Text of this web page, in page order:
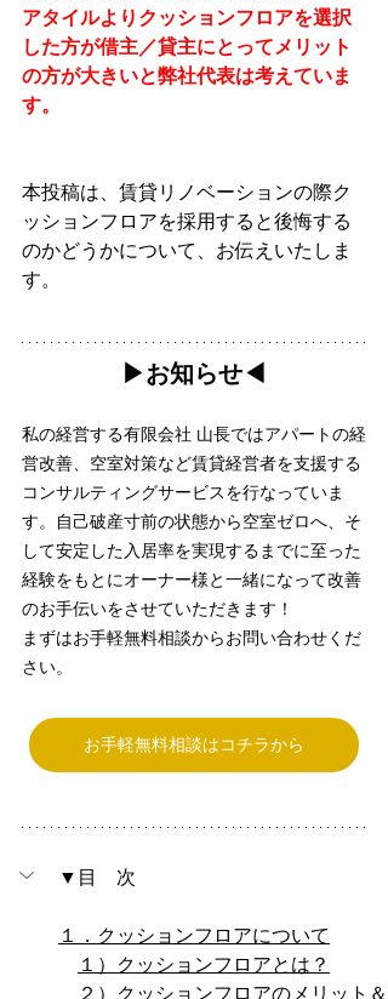
アタイルよりクッションフロアを選択
した方が借主／貸主にとってメリット
の方が大きいと弊社代表は考えていま
す。
本投稿は、賃貸リノベーションの際ク
ッションフロアを採用すると後悔する
のかどうかについて、お伝えいたしま
す。
▶︎お知らせ◀︎
私の経営する有限会社 山長ではアパートの経
営改善、空室対策など賃貸経営者を支援する
コンサルティングサービスを行なっていま
す。自己破産寸前の状態から空室ゼロへ、そ
して安定した入居率を実現するまでに至った
経験をもとにオーナー様と一緒になって改善
のお手伝いをさせていただきます！
まずはお手軽無料相談からお問い合わせくだ
さい。
お手軽無料相談はコチラから
▼目　次
１．クッションフロアについて
１）クッションフロアとは？
２）クッションフロアのメリット＆